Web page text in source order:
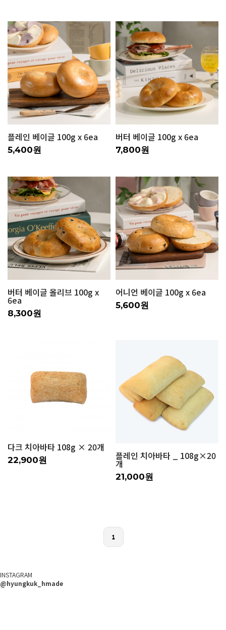
플레인 베이글 100g x 6ea
5,400원
버터 베이글 100g x 6ea
7,800원
버터 베이글 올리브 100g x
6ea
8,300원
어니언 베이글 100g x 6ea
5,600원
다크 치아바타 108g × 20개
22,900원 플레인 치아바타 _ 108g×20
개
21,000원
1
INSTAGRAM
@hyungkuk_hmade